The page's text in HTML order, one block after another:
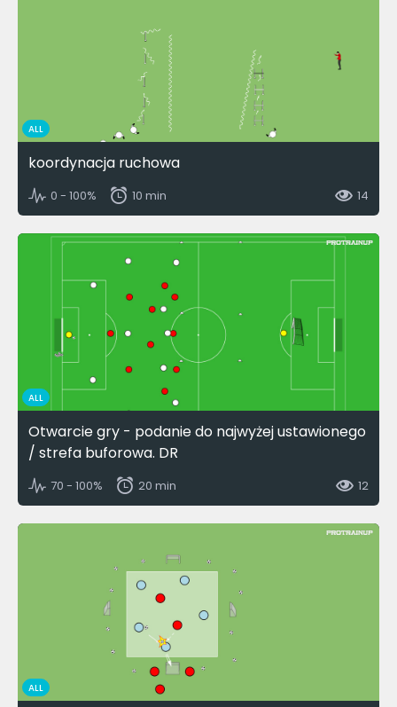
ALL
koordynacja ruchowa
0 - 100% 10 min 14
ALL
Otwarcie gry - podanie do najwyżej ustawionego
/ strefa buforowa. DR
70 - 100% 20 min 12
ALL